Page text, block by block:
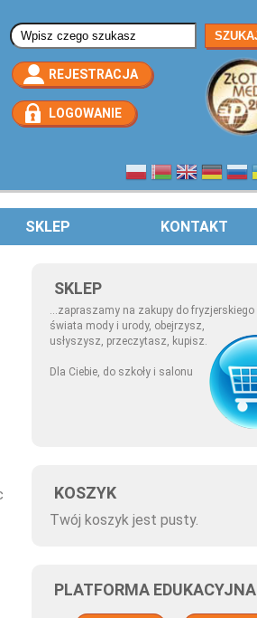
Formularz wyszukiwania
REJESTRACJA
LOGOWANIE
SKLEP KONTAKT
SKLEP
...zapraszamy na zakupy do fryzjerskiego
świata mody i urody, obejrzysz,
usłyszysz, przeczytasz, kupisz.
Dla Ciebie, do szkoły i salonu
KOSZYK
Twój koszyk jest pusty.
PLATFORMA EDUKACYJNA